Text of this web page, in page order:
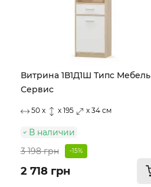
Витрина 1В1Д1Ш Типс Мебель
Сервис
50 x x 195 x 34 см
В наличии
3 198 грн
-15%
2 718 грн